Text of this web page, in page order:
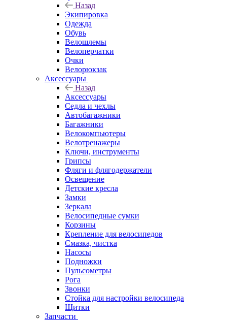
Назад
Экипировка
Одежда
Обувь
Велошлемы
Велоперчатки
Очки
Велорюкзак
Аксессуары
Назад
Аксессуары
Седла и чехлы
Автобагажники
Багажники
Велокомпьютеры
Велотренажеры
Ключи, инструменты
Грипсы
Фляги и флягодержатели
Освещение
Детские кресла
Замки
Зеркала
Велосипедные сумки
Корзины
Крепление для велосипедов
Смазка, чистка
Насосы
Подножки
Пульсометры
Рога
Звонки
Стойка для настройки велосипеда
Щитки
Запчасти